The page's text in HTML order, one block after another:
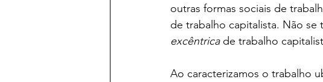
outras formas sociais de
de trabalho capitalista. Não se
excêntrica de trabalho
Ao caracterizamos o trabalho